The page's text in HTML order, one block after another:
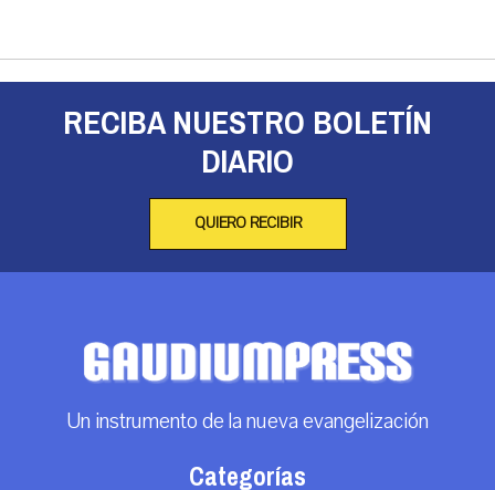
RECIBA NUESTRO BOLETÍN
DIARIO
QUIERO RECIBIR
Un instrumento de la nueva evangelización
Categorías